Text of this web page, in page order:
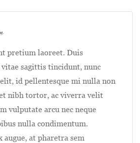
pretium laoreet. Duis
sagittis tincidunt, nunc
id pellentesque mi nulla non
nibh tortor, ac viverra velit
vulputate arcu nec neque
nulla condimentum.
augue, at pharetra sem